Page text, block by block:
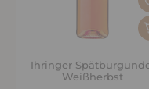
Ihringer
Weißherbst